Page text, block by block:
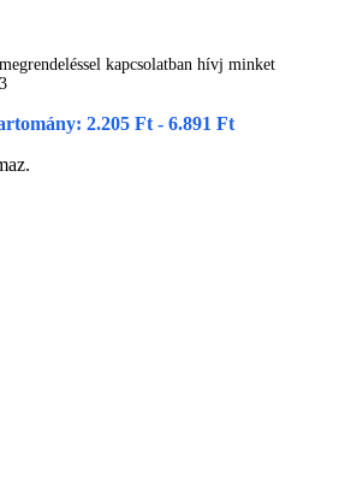
kapcsolatban hívj minket
2.205 Ft - 6.891 Ft